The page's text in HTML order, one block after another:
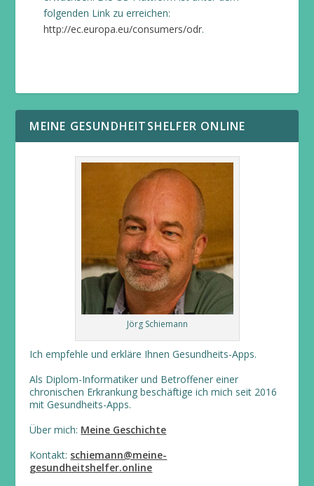
folgenden Link zu erreichen:
http://ec.europa.eu/consumers/odr.
MEINE GESUNDHEITSHELFER ONLINE
Jörg Schiemann
Ich empfehle und erkläre Ihnen Gesundheits-Apps.
Als Diplom-Informatiker und Betroffener einer
chronischen Erkrankung beschäftige ich mich seit 2016
mit Gesundheits-Apps.
Über mich: Meine Geschichte
Kontakt: schiemann@meine-
gesundheitshelfer.online